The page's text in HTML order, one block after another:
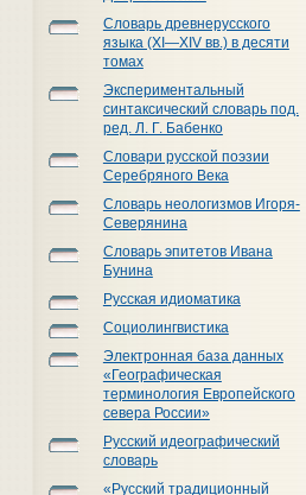
Словарь древнерусского
языка (XI—XIV вв.) в десяти
томах
Экспериментальный
синтаксический словарь под.
ред. Л. Г. Бабенко
Словари русской поэзии
Серебряного Века
Словарь неологизмов Игоря-
Северянина
Словарь эпитетов Ивана
Бунина
Русская идиоматика
Социолингвистика
Электронная база данных
«Географическая
терминология Европейского
севера России»
Русский идеографический
словарь
«Русский традиционный